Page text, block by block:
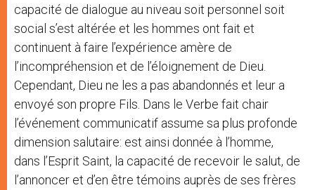
capacité de dialogue au niveau soit personnel soit
social s’est altérée et les hommes ont fait et
continuent à faire l’expérience amère de
l’incompréhension et de l’éloignement de Dieu.
Cependant, Dieu ne les a pas abandonnés et leur a
envoyé son propre Fils. Dans le Verbe fait chair
l’événement communicatif assume sa plus profonde
dimension salutaire: est ainsi donnée à l’homme,
dans l’Esprit Saint, la capacité de recevoir le salut, de
l’annoncer et d’en être témoins auprès de ses frères